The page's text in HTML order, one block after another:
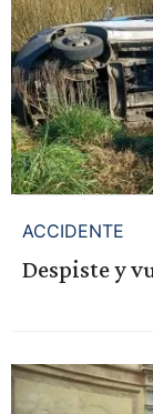
ACCIDENTE
Despiste y